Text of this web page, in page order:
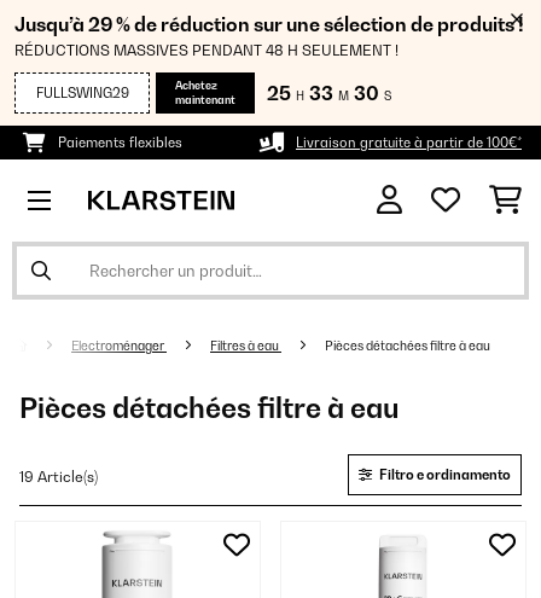
Jusqu’à 29 % de réduction sur une sélection de produits !
RÉDUCTIONS MASSIVES PENDANT 48 H SEULEMENT !
FULLSWING29
Achetez
maintenant
25 H 33 M 29 S
Paiements flexibles Livraison gratuite à partir de 100€*
Electroménager Filtres à eau Pièces détachées filtre à eau
Pièces détachées filtre à eau
19 Article(s) Filtro e ordinamento